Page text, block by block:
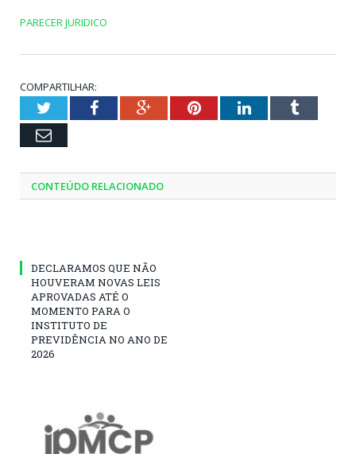
PARECER JURIDICO
COMPARTILHAR:
TwitterFacebookGoogle+PinterestLinkedInTumblr
Email
CONTEÚDO RELACIONADO
DECLARAMOS QUE NÃO
HOUVERAM NOVAS LEIS
APROVADAS ATÉ O
MOMENTO PARA O
INSTITUTO DE
PREVIDÊNCIA NO ANO DE
2026